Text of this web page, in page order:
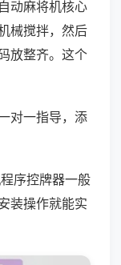
动麻将机核心
械搅拌，然后
放整齐。这个
对一指导，添
序控牌器一般
装操作就能实